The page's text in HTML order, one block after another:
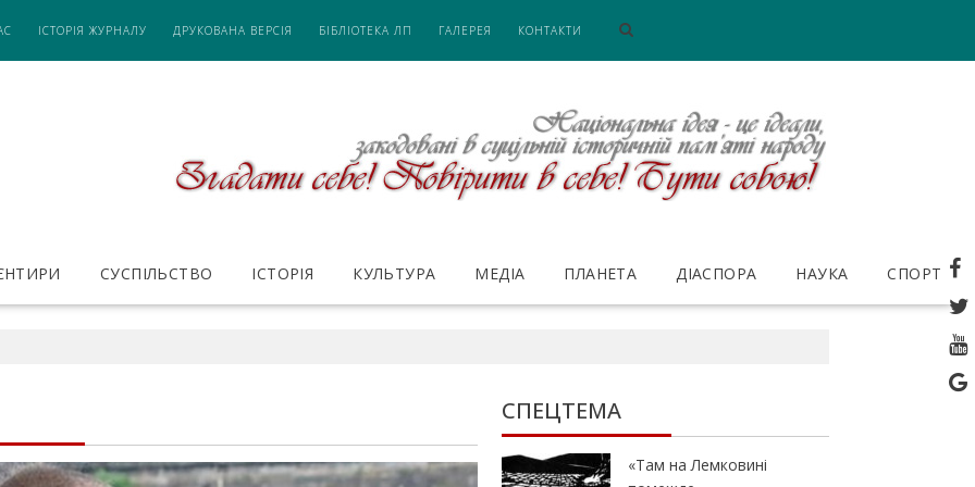
ІСТОРІЯ ЖУРНАЛУ ДРУКОВАНА ВЕРСІЯ БІБЛІОТЕКА ЛП ГАЛЕРЕЯ КОНТАКТИ
СУСПІЛЬСТВО ІСТОРІЯ КУЛЬТУРА МЕДІА ПЛАНЕТА ДІАСПОРА НАУКА СПОРТ
СПЕЦТЕМА
«Там на Лемковині